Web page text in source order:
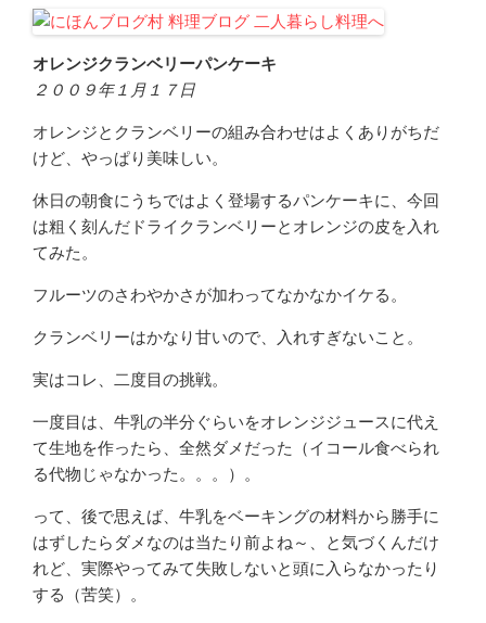
オレンジクランベリーパンケーキ
２００９年１月１７日
オレンジとクランベリーの組み合わせはよくありがちだ
けど、やっぱり美味しい。
休日の朝食にうちではよく登場するパンケーキに、今回
は粗く刻んだドライクランベリーとオレンジの皮を入れ
てみた。
フルーツのさわやかさが加わってなかなかイケる。
クランベリーはかなり甘いので、入れすぎないこと。
実はコレ、二度目の挑戦。
一度目は、牛乳の半分ぐらいをオレンジジュースに代え
て生地を作ったら、全然ダメだった（イコール食べられ
る代物じゃなかった。。。）。
って、後で思えば、牛乳をベーキングの材料から勝手に
はずしたらダメなのは当たり前よね～、と気づくんだけ
れど、実際やってみて失敗しないと頭に入らなかったり
する（苦笑）。